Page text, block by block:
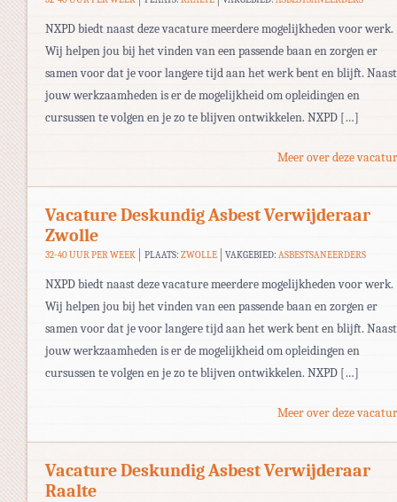
NXPD biedt naast deze vacature meerdere mogelijkheden voor werk.
Wij helpen jou bij het vinden van een passende baan en zorgen er
samen voor dat je voor langere tijd aan het werk bent en blijft. Naast
jouw werkzaamheden is er de mogelijkheid om opleidingen en
cursussen te volgen en je zo te blijven ontwikkelen. NXPD […]
Meer over deze
Vacature Deskundig Asbest Verwijderaar
Zwolle
32-40 UUR PER WEEK PLAATS: ZWOLLE VAKGEBIED:ASBESTSANEERDERS
NXPD biedt naast deze vacature meerdere mogelijkheden voor werk.
Wij helpen jou bij het vinden van een passende baan en zorgen er
samen voor dat je voor langere tijd aan het werk bent en blijft. Naast
jouw werkzaamheden is er de mogelijkheid om opleidingen en
cursussen te volgen en je zo te blijven ontwikkelen. NXPD […]
Meer over deze
Vacature Deskundig Asbest Verwijderaar
Raalte